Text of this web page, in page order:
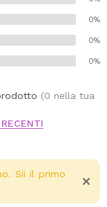
0%
0%
0%
(0 nella tua
Sii il primo